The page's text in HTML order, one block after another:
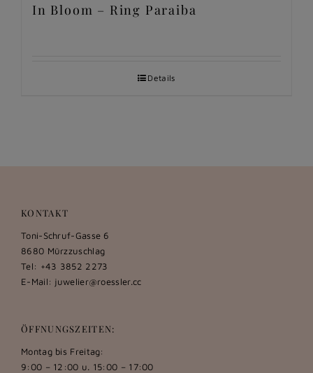
In Bloom – Ring Paraiba
Details
KONTAKT
Toni-Schruf-Gasse 6
8680 Mürzzuschlag
Tel: +43 3852 2273
E-Mail: juwelier@roessler.cc
ÖFFNUNGSZEITEN:
Montag bis Freitag:
9:00 – 12:00 u. 15:00 – 17:00